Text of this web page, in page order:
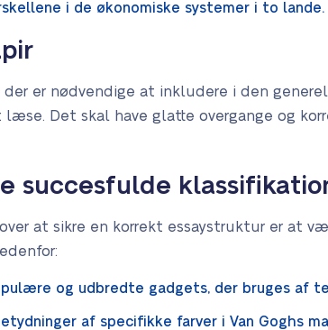
i de økonomiske systemer i to lande.
der er nødvendige at inkludere i den
Det skal have glatte overgange og
succesfulde
at sikre en korrekt essaystruktur er at
og udbredte gadgets, der bruges af
af specifikke farver i Van Goghs